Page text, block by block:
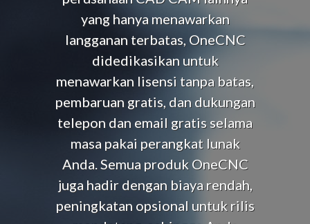
yang hanya menawarkan
langganan terbatas, OneCNC
didedikasikan untuk
menawarkan lisensi tanpa batas,
pembaruan gratis, dan dukungan
telepon dan email gratis selama
masa pakai perangkat lunak
Anda. Semua produk OneCNC
juga hadir dengan biaya rendah,
peningkatan opsional untuk rilis